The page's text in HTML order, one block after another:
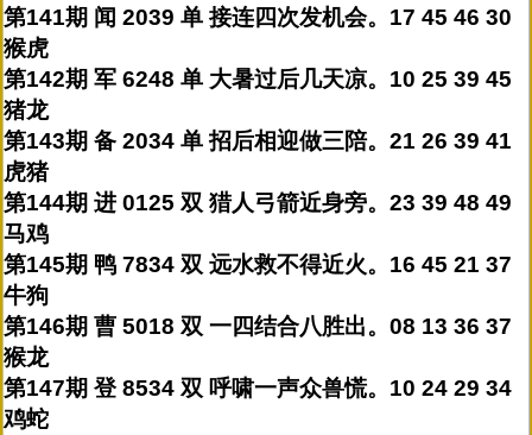
第141期 闻 2039 单 接连四次发机会。17 45 46 30
猴虎
第142期 军 6248 单 大暑过后几天凉。10 25 39 45
猪龙
第143期 备 2034 单 招后相迎做三陪。21 26 39 41
虎猪
第144期 进 0125 双 猎人弓箭近身旁。23 39 48 49
马鸡
第145期 鸭 7834 双 远水救不得近火。16 45 21 37
牛狗
第146期 曹 5018 双 一四结合八胜出。08 13 36 37
猴龙
第147期 登 8534 双 呼啸一声众兽慌。10 24 29 34
鸡蛇